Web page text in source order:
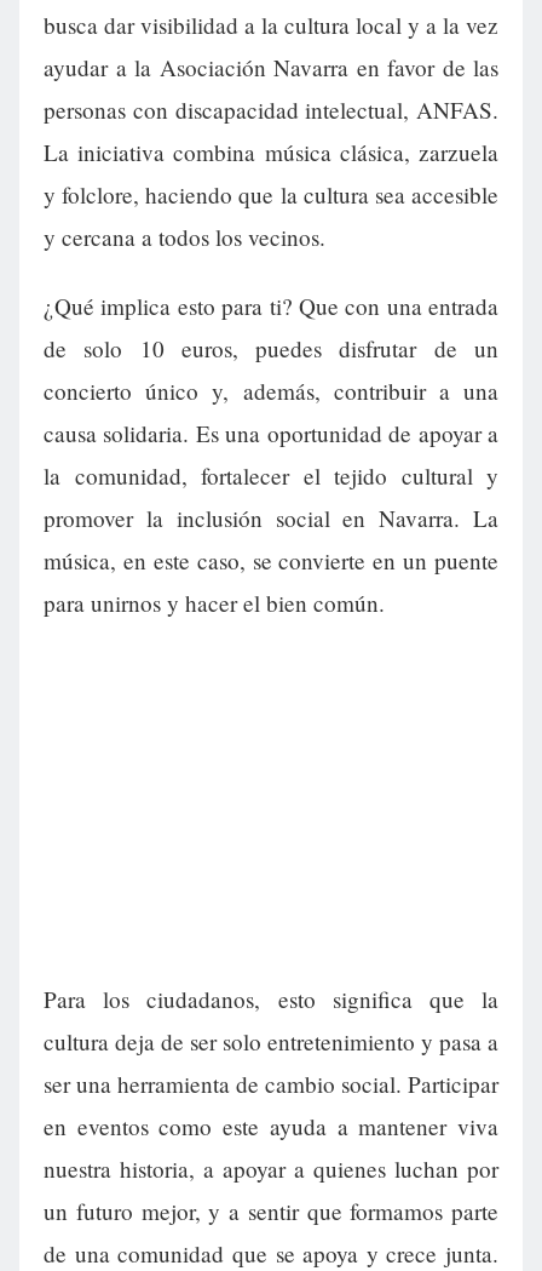
busca dar visibilidad a la cultura local y a la vez
ayudar a la Asociación Navarra en favor de las
personas con discapacidad intelectual, ANFAS.
La iniciativa combina música clásica, zarzuela
y folclore, haciendo que la cultura sea accesible
y cercana a todos los vecinos.
¿Qué implica esto para ti? Que con una entrada
de solo 10 euros, puedes disfrutar de un
concierto único y, además, contribuir a una
causa solidaria. Es una oportunidad de apoyar a
la comunidad, fortalecer el tejido cultural y
promover la inclusión social en Navarra. La
música, en este caso, se convierte en un puente
para unirnos y hacer el bien común.
Para los ciudadanos, esto significa que la
cultura deja de ser solo entretenimiento y pasa a
ser una herramienta de cambio social. Participar
en eventos como este ayuda a mantener viva
nuestra historia, a apoyar a quienes luchan por
un futuro mejor, y a sentir que formamos parte
de una comunidad que se apoya y crece junta.